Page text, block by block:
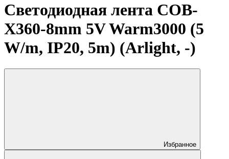
Светодиодная лента COB-
X360-8mm 5V Warm3000 (5
W/m, IP20, 5m) (Arlight, -)
Избранное